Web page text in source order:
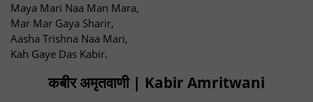
Maya Mari Naa Man Mara,
Mar Mar Gaya Sharir,
Aasha Trishna Naa Mari,
Kah Gaye Das Kabir.
कबीर अमृतवाणी | Kabir Amritwani